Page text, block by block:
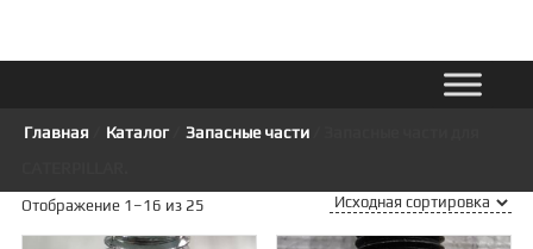
Главная Каталог/ Запасные части/ Запасные части для
Отображение 1–16 из 25